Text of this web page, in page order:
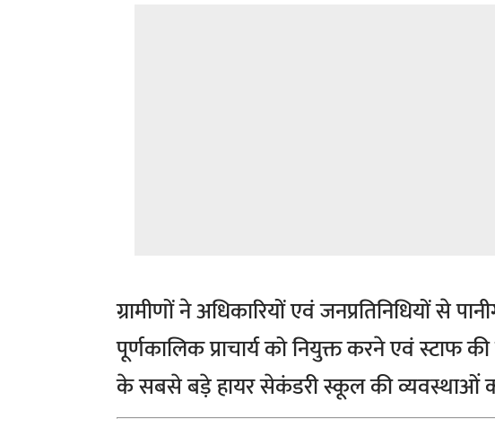
ग्रामीणों ने अधिकारियों एवं जनप्रतिनिधियों से
पूर्णकालिक प्राचार्य को नियुक्त करने एवं स्टाफ
के सबसे बड़े हायर सेकंडरी स्कूल की व्यवस्थाओं